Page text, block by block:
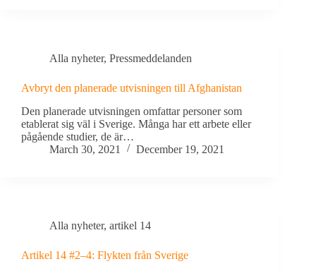
Alla nyheter, Pressmeddelanden
Avbryt den planerade utvisningen till Afghanistan
Den planerade utvisningen omfattar personer som
etablerat sig väl i Sverige. Många har ett arbete eller
pågående studier, de är…
March 30, 2021
December 19, 2021
Alla nyheter, artikel 14
Artikel 14 #2–4: Flykten från Sverige